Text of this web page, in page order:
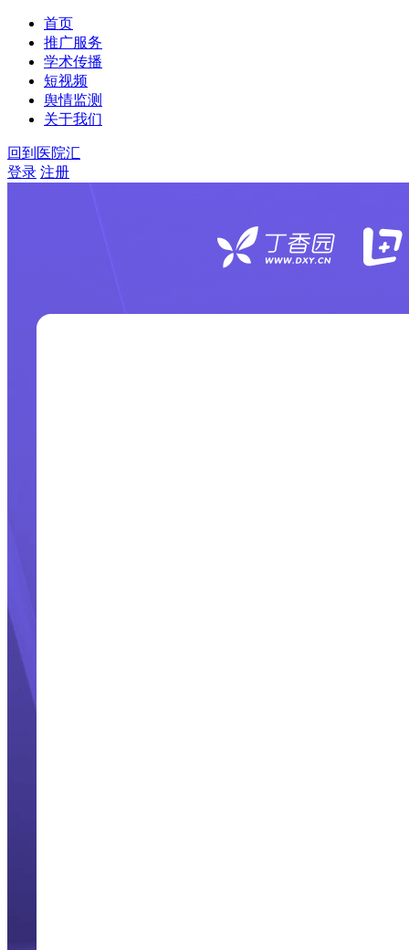
首页
推广服务
学术传播
短视频
舆情监测
关于我们
回到医院汇
登录 注册